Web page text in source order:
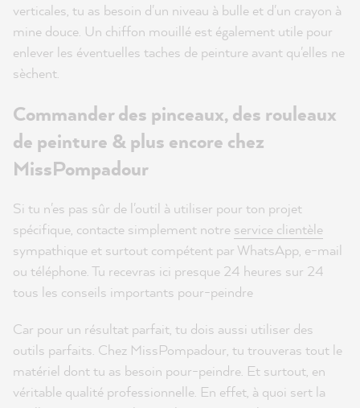
verticales, tu as besoin d'un niveau à bulle et d'un crayon à
mine douce. Un chiffon mouillé est également utile pour
enlever les éventuelles taches de peinture avant qu'elles ne
sèchent.
Commander des pinceaux, des rouleaux
de peinture & plus encore chez
MissPompadour
Si tu n'es pas sûr de l'outil à utiliser pour ton projet
spécifique, contacte simplement notre service clientèle
sympathique et surtout compétent par WhatsApp, e-mail
ou téléphone. Tu recevras ici presque 24 heures sur 24
tous les conseils importants pour-peindre
Car pour un résultat parfait, tu dois aussi utiliser des
outils parfaits. Chez MissPompadour, tu trouveras tout le
matériel dont tu as besoin pour-peindre. Et surtout, en
véritable qualité professionnelle. En effet, à quoi sert la